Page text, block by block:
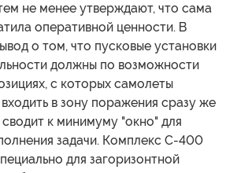
не менее утверждают, что сама
оперативной ценности. В
о том, что пусковые установки
должны по возможности
с которых самолеты
в зону поражения сразу же
к минимуму "окно" для
задачи. Комплекс С-400
для загоризонтной